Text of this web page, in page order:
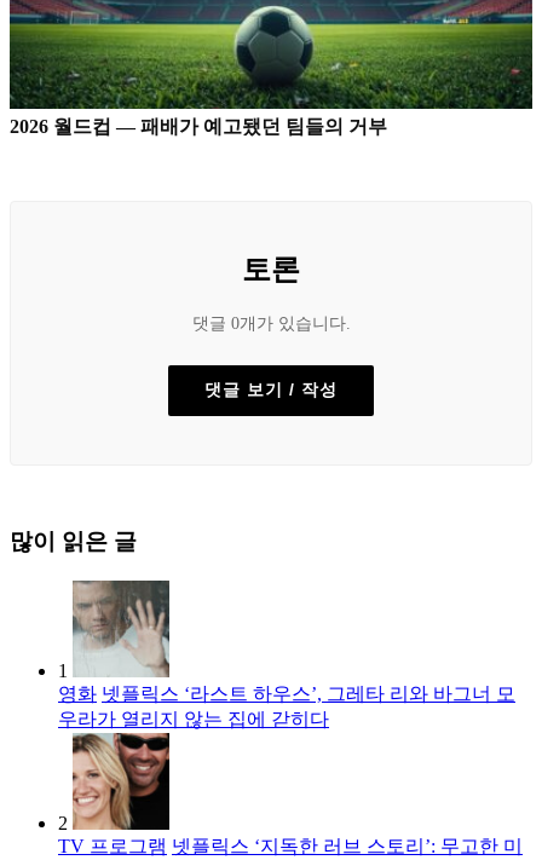
2026 월드컵 — 패배가 예고됐던 팀들의 거부
토론
댓글 0개가 있습니다.
댓글 보기 / 작성
많이 읽은 글
1
영화 넷플릭스 ‘라스트 하우스’, 그레타 리와 바그너 모
우라가 열리지 않는 집에 갇히다
2
TV 프로그램 넷플릭스 ‘지독한 러브 스토리’: 무고한 미